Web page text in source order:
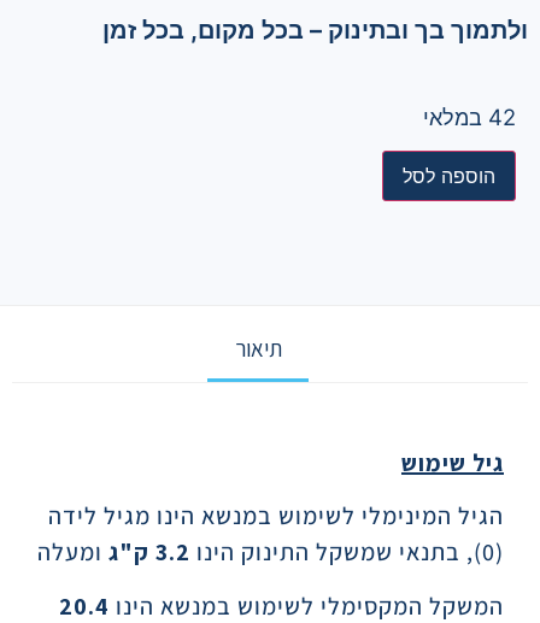
ולתמוך בך ובתינוק – בכל מקום, בכל זמן
42 במלאי
הוספה לסל
תיאור
גיל שימוש
הגיל המינימלי לשימוש במנשא הינו מגיל לידה
(0), בתנאי שמשקל התינוק הינו
3.2 ק"ג ומעלה
המשקל המקסימלי לשימוש במנשא הינו 20.4